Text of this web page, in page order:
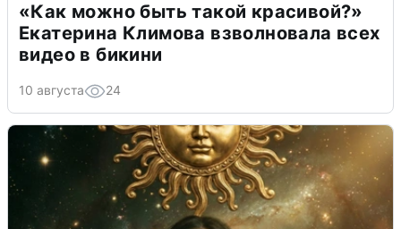
«Как можно быть такой красивой?»
Екатерина Климова взволновала всех
видео в бикини
10 августа 24